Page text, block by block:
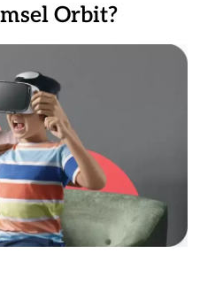
Orbit?